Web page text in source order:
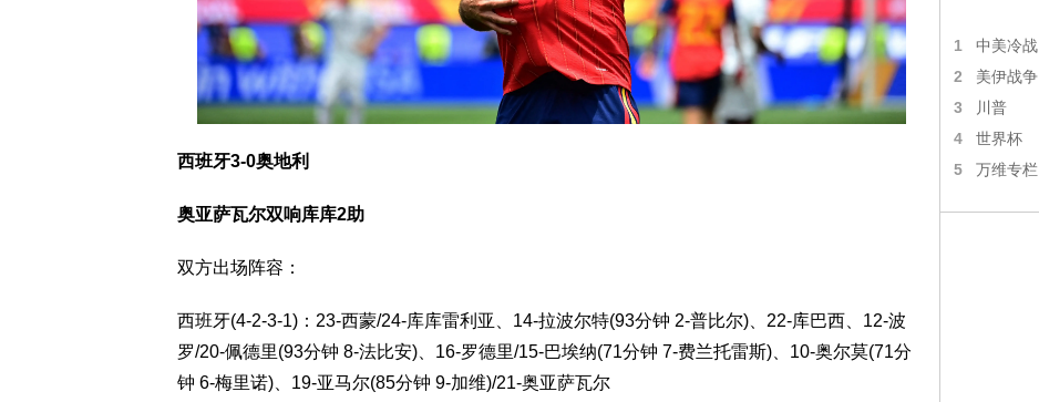
西班牙3-0奥地利
奥亚萨瓦尔双响库库2助
双方出场阵容：
西班牙(4-2-3-1)：23-西蒙/24-库库雷利亚、14-拉波尔特(93分钟 2-普比尔)、22-库巴西、12-波
罗/20-佩德里(93分钟 8-法比安)、16-罗德里/15-巴埃纳(71分钟 7-费兰托雷斯)、10-奥尔莫(71分
钟 6-梅里诺)、19-亚马尔(85分钟 9-加维)/21-奥亚萨瓦尔
1 中美冷战
2 美伊战争
3 川普
4 世界杯
5 万维专栏